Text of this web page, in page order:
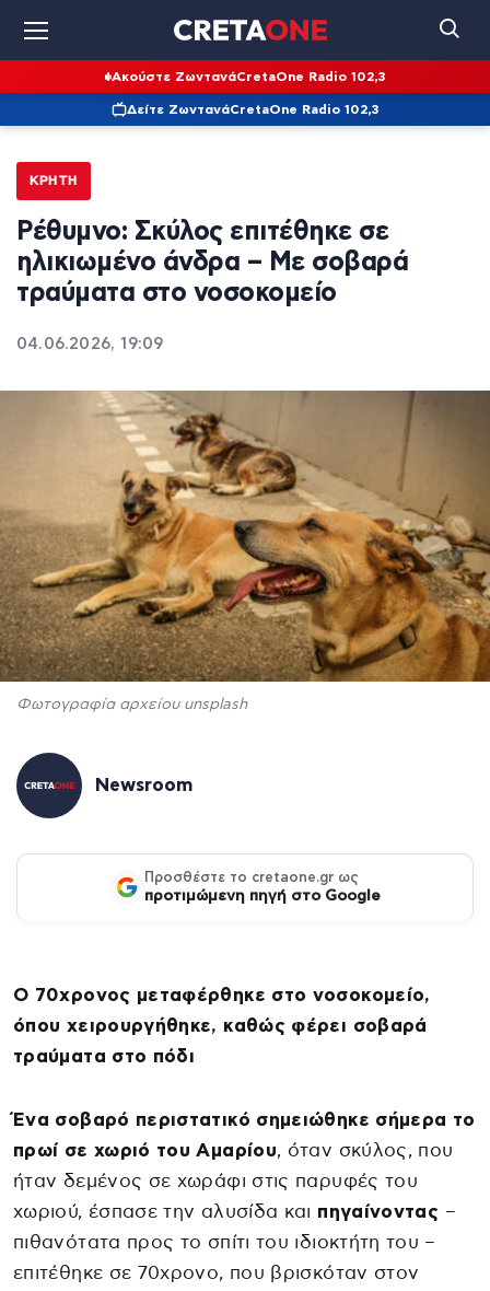
Ακούστε ΖωντανάCretaOne Radio 102,3
Δείτε ΖωντανάCretaOne Radio 102,3
ΚΡΉΤΗ
Ρέθυμνο: Σκύλος επιτέθηκε σε
ηλικιωμένο άνδρα – Με σοβαρά
τραύματα στο νοσοκομείο
04.06.2026, 19:09
Φωτογραφία αρχείου unsplash
Newsroom
Προσθέστε το cretaone.gr ως
προτιμώμενη πηγή στο Google
Ο 70χρονος μεταφέρθηκε στο νοσοκομείο,
όπου χειρουργήθηκε, καθώς φέρει σοβαρά
τραύματα στο πόδι
Ένα σοβαρό περιστατικό σημειώθηκε σήμερα το
πρωί σε χωριό του Αμαρίου, όταν σκύλος, που
ήταν δεμένος σε χωράφι στις παρυφές του
χωριού, έσπασε την αλυσίδα και πηγαίνοντας –
πιθανότατα προς το σπίτι του ιδιοκτήτη του –
επιτέθηκε σε 70χρονο, που βρισκόταν στον